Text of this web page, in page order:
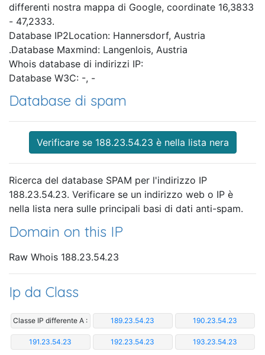
differenti nostra mappa di Google, coordinate 16,3833
- 47,2333.
Database IP2Location: Hannersdorf, Austria
.Database Maxmind: Langenlois, Austria
Whois database di indirizzi IP:
Database W3C: -, -
Database di spam
Verificare se 188.23.54.23 è nella lista nera
Ricerca del database SPAM per l'indirizzo IP
188.23.54.23. Verificare se un indirizzo web o IP è
nella lista nera sulle principali basi di dati anti-spam.
Domain on this IP
Raw Whois 188.23.54.23
Ip da Class
Classe IP differente A : 189.23.54.23 190.23.54.23
191.23.54.23 192.23.54.23 193.23.54.23